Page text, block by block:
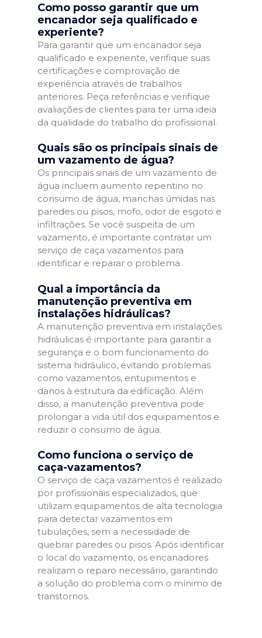
Como posso garantir que um
encanador seja qualificado e
experiente?
Para garantir que um encanador seja
qualificado e experiente, verifique suas
certificações e comprovação de
experiência através de trabalhos
anteriores. Peça referências e verifique
avaliações de clientes para ter uma ideia
da qualidade do trabalho do profissional.
Quais são os principais sinais de
um vazamento de água?
Os principais sinais de um vazamento de
água incluem aumento repentino no
consumo de água, manchas úmidas nas
paredes ou pisos, mofo, odor de esgoto e
infiltrações. Se você suspeita de um
vazamento, é importante contratar um
serviço de caça vazamentos para
identificar e reparar o problema.
Qual a importância da
manutenção preventiva em
instalações hidráulicas?
A manutenção preventiva em instalações
hidráulicas é importante para garantir a
segurança e o bom funcionamento do
sistema hidráulico, evitando problemas
como vazamentos, entupimentos e
danos à estrutura da edificação. Além
disso, a manutenção preventiva pode
prolongar a vida útil dos equipamentos e
reduzir o consumo de água.
Como funciona o serviço de
caça-vazamentos?
O serviço de caça vazamentos é realizado
por profissionais especializados, que
utilizam equipamentos de alta tecnologia
para detectar vazamentos em
tubulações, sem a necessidade de
quebrar paredes ou pisos. Após identificar
o local do vazamento, os encanadores
realizam o reparo necessário, garantindo
a solução do problema com o mínimo de
transtornos.